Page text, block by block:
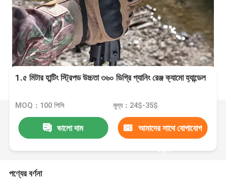
1.৫ মিটার হান্টিং স্ট্রিপড উচ্চতা ৩৬০ ডিগ্রি প্যানিং রেঞ্জ ক্যামো হ্যান্ডেল
MOQ：100 পিসি মূল্য：24$-35$
ভালো দাম আমাদের সাথে যোগাযোগ
করুন
পণ্যের বর্ণনা